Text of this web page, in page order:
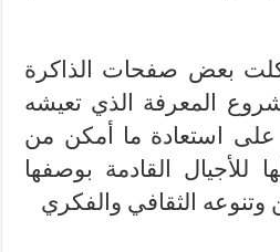
أكلت بعض صفحات الذاكرة
المعرفة الذي تعيشه
على استعادة ما أمكن من
للأجيال القادمة بوصفها
الثقافي والفكري